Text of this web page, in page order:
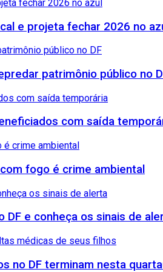
e projeta fechar 2026 no
patrimônio público no
com saída
fogo é crime ambiental
DF e conheça os sinais de
no DF terminam nesta